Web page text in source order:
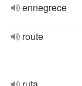
ennegrece
route